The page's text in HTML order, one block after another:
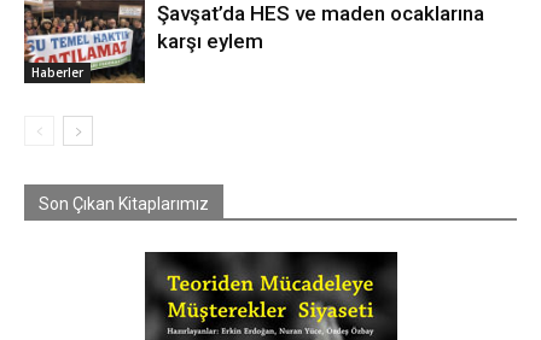
Haberler
Şavşat’da HES ve maden ocaklarına
karşı eylem
Son Çıkan Kitaplarımız